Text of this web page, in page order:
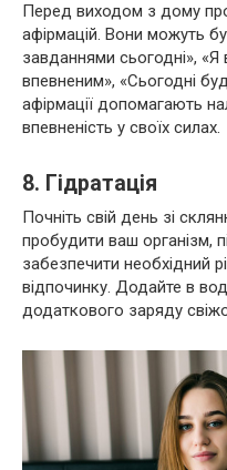
Перед виходом з дому
афірмацій. Вони можуть
завданнями сьогодні», «Я
впевненим», «Сьогодні
афірмації допомагають
впевненість у своїх силах.
8. Гідратація
Почніть свій день зі
пробудити ваш організм,
забезпечити необхідний
відпочинку. Додайте в
додаткового заряду